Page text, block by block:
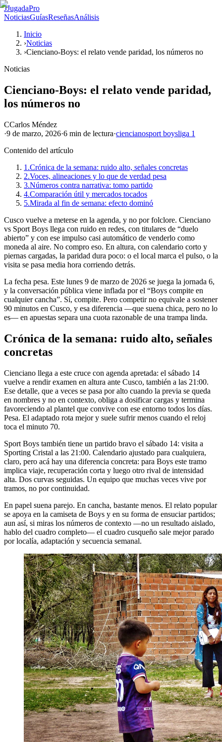
JJugadaPro
NoticiasGuíasReseñasAnálisis
Inicio
›Noticias
›Cienciano-Boys: el relato vende paridad, los números no
Noticias
Cienciano-Boys: el relato vende paridad,
los números no
CCarlos Méndez
·9 de marzo, 2026·6 min de lectura·ciencianosport boysliga 1
Contenido del artículo
1.Crónica de la semana: ruido alto, señales concretas
2.Voces, alineaciones y lo que de verdad pesa
3.Números contra narrativa: tomo partido
4.Comparación útil y mercados tocados
5.Mirada al fin de semana: efecto dominó
Cusco vuelve a meterse en la agenda, y no por folclore. Cienciano
vs Sport Boys llega con ruido en redes, con titulares de “duelo
abierto” y con ese impulso casi automático de venderlo como
moneda al aire. No compro eso. En altura, con calendario corto y
piernas cargadas, la paridad dura poco: o el local marca el pulso, o la
visita se pasa media hora corriendo detrás.
La fecha pesa. Este lunes 9 de marzo de 2026 se juega la jornada 6,
y la conversación pública viene inflada por el “Boys compite en
cualquier cancha”. Sí, compite. Pero competir no equivale a sostener
90 minutos en Cusco, y esa diferencia —que suena chica, pero no lo
es— en apuestas separa una cuota razonable de una trampa linda.
Crónica de la semana: ruido alto, señales
concretas
Cienciano llega a este cruce con agenda apretada: el sábado 14
vuelve a rendir examen en altura ante Cusco, también a las 21:00.
Ese detalle, que a veces se pasa por alto cuando la previa se queda
en nombres y no en contexto, obliga a dosificar cargas y termina
favoreciendo al plantel que convive con ese entorno todos los días.
Pesa. El adaptado rota mejor y suele sufrir menos cuando el reloj
toca el minuto 70.
Sport Boys también tiene un partido bravo el sábado 14: visita a
Sporting Cristal a las 21:00. Calendario ajustado para cualquiera,
claro, pero acá hay una diferencia concreta: para Boys este tramo
implica viaje, recuperación corta y luego otro rival de intensidad
alta. Dos curvas seguidas. Un equipo que muchas veces vive por
tramos, no por continuidad.
En papel suena parejo. En cancha, bastante menos. El relato popular
se apoya en la camiseta de Boys y en su forma de ensuciar partidos;
aun así, si miras los números de contexto —no un resultado aislado,
hablo del cuadro completo— el cuadro cusqueño sale mejor parado
por localía, adaptación y secuencia semanal.